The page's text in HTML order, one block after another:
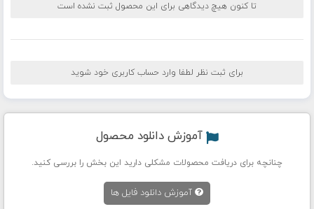
تا کنون هیچ دیدگاهی برای این محصول ثبت نشده است
برای ثبت نظر لطفا وارد حساب کاربری خود شوید
آموزش دانلود محصول
چنانچه برای دریافت محصولات مشکلی دارید این بخش را بررسی کنید.
آموزش دانلود فایل ها